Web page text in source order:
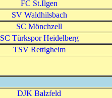
FC St.Ilgen
SV Waldhilsbach
SC Mönchzell
SC Türkspor Heidelberg
TSV Rettigheim
DJK Balzfeld